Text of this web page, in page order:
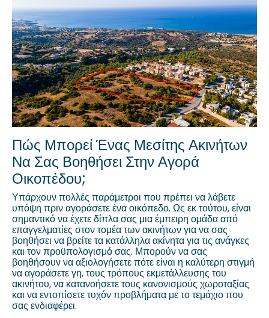
Πώς Μπορεί Ένας Μεσίτης Ακινήτων
Να Σας Βοηθήσει Στην Αγορά
Οικοπέδου;
Υπάρχουν πολλές παράμετροι που πρέπει να λάβετε
υπόψη πριν αγοράσετε ένα οικόπεδο. Ως εκ τούτου, είναι
σημαντικό να έχετε δίπλα σας μια έμπειρη ομάδα από
επαγγελματίες στον τομέα των ακινήτων για να σας
βοηθήσει να βρείτε τα κατάλληλα ακίνητα για τις ανάγκες
και τον προϋπολογισμό σας. Μπορούν να σας
βοηθήσουν να αξιολογήσετε πότε είναι η καλύτερη στιγμή
να αγοράσετε γη, τους τρόπους εκμετάλλευσης του
ακινήτου, να κατανοήσετε τους κανονισμούς χωροταξίας
και να εντοπίσετε τυχόν προβλήματα με το τεμάχιο που
σας ενδιαφέρει.